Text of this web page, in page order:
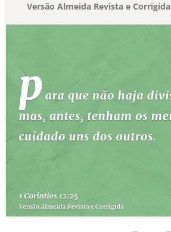
Versão Almeida Revista e Corrigida